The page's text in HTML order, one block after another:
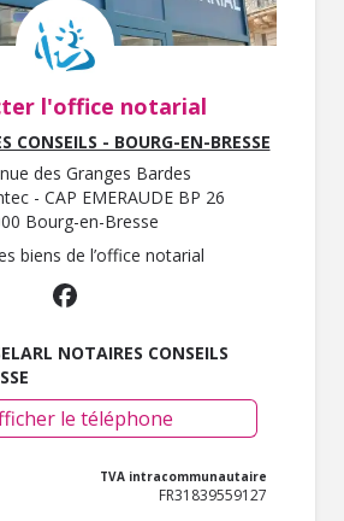
l'office notarial
CONSEILS - BOURG-EN-BRESSE
des Granges Bardes
- CAP EMERAUDE BP 26
Bourg-en-Bresse
biens de l’office notarial
NOTAIRES CONSEILS
le téléphone
TVA intracommunautaire
FR31839559127